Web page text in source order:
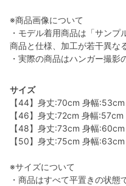
※商品画像について
・モデル着用商品は「サン
商品と仕様、加工が若干異な
・実際の商品はハンガー撮影
サイズ
【44】身丈:70cm 身幅
【46】身丈:72cm 身幅
【48】身丈:73cm 身幅
【50】身丈:75cm 身幅
※サイズについて
・商品はすべて平置きの状態